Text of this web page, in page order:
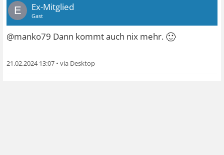
E Ex-Mitglied
Gast
@manko79 Dann kommt auch nix mehr. 🙂
21.02.2024 13:07 •